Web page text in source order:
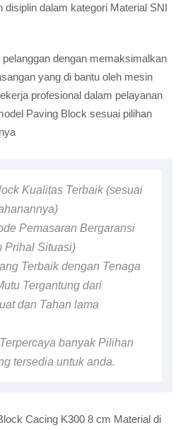
disiplin dalam kategori Material SNI
dengan memaksimalkan
yang di bantu oleh mesin
profesional dalam pelayanan
Paving Block sesuai pilihan
Kualitas Terbaik (sesuai
Pemasaran Bergaransi
Prihal Situasi)
Terbaik dengan Tenaga
Tergantung dari
dan Tahan lama
banyak Pilihan
tersedia untuk anda.
Cacing K300 8 cm Material di